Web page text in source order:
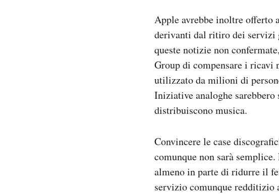
Apple avrebbe inoltre offerto
derivanti dal ritiro dei servizi
queste notizie non
Group di compensare i ricavi
utilizzato da milioni di
Iniziative analoghe
distribuiscono musica.
Convincere le case
comunque non sarà
almeno in parte di ridurre il
servizio comunque redditizio